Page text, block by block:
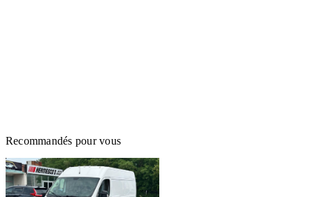
Recommandés pour vous